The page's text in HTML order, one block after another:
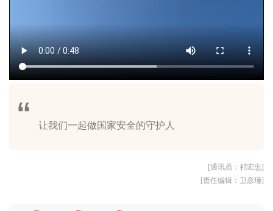
[通讯员：祁宏忠]
[责任编辑：卫彦瑾]